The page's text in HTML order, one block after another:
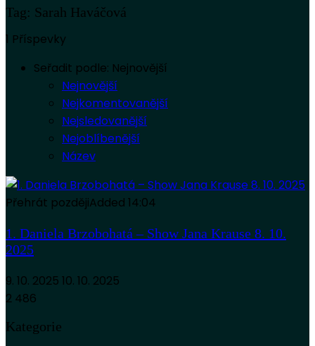
Tag: Sarah Haváčová
1 Příspevky
Seřadit podle: Nejnovější
Nejnovější
Nejkomentovanější
Nejsledovanější
Nejoblíbenější
Název
Přehrát pozdějiAdded 14:04
1. Daniela Brzobohatá – Show Jana Krause 8. 10.
2025
9. 10. 2025 10. 10. 2025
2 486
Kategorie